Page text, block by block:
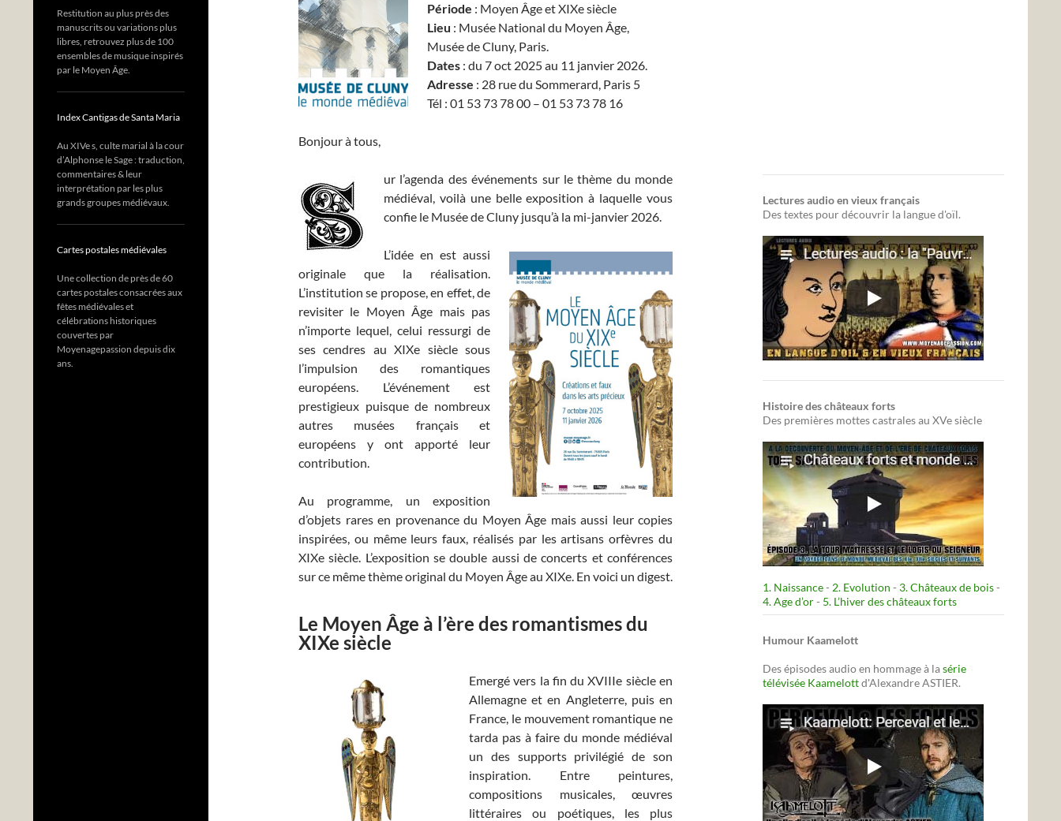
Période : Moyen Âge et XIXe siècle
Lieu : Musée National du Moyen Âge,
Musée de Cluny, Paris.
Dates : du 7 oct 2025 au 11 janvier 2026.
Adresse : 28 rue du Sommerard, Paris 5
Tél : 01 53 73 78 00 – 01 53 73 78 16
Bonjour à tous,
ur l’agenda des événements sur le thème du monde
médiéval, voilà une belle exposition à laquelle vous
confie le Musée de Cluny jusqu’à la mi-janvier 2026.
L’idée en est aussi
originale que la réalisation.
L’institution se propose, en effet, de
revisiter le Moyen Âge mais pas
n’importe lequel, celui ressurgi de
ses cendres au XIXe siècle sous
l’impulsion des romantiques
européens. L’événement est
prestigieux puisque de nombreux
autres musées français et
européens y ont apporté leur
contribution.
Au programme, un exposition
d’objets rares en provenance du Moyen Âge mais aussi leur copies
inspirées, ou même leurs faux, réalisés par les artisans orfèvres du
XIXe siècle. L’exposition se double aussi de concerts et conférences
sur ce même thème original du Moyen Âge au XIXe. En voici un digest.
Le Moyen Âge à l’ère des romantismes du
XIXe siècle
Emergé vers la fin du XVIIIe siècle en
Allemagne et en Angleterre, puis en
France, le mouvement romantique ne
tarda pas à faire du monde médiéval
un des supports privilégié de son
inspiration. Entre peintures,
compositions musicales, œuvres
littéraires ou poétiques, les plus
Lectures audio en vieux français
Des textes pour découvrir la langue d'oïl.
Histoire des châteaux forts
Des premières mottes castrales au XVe siècle
1. Naissance- 2. Evolution - 3. Châteaux de bois-
4. Age d’or- 5. L’hiver des châteaux forts
Humour Kaamelott
Des épisodes audio en hommage à lasérie
télévisée Kaamelottd'Alexandre ASTIER.
Restitution au plus près des
manuscrits ou variations plus
libres, retrouvez plus de 100
ensembles de musique inspirés
par le Moyen Âge.
Index Cantigas de Santa Maria
Au XIVe s, culte marial à la cour
d’Alphonse le Sage : traduction,
commentaires & leur
interprétation par les plus
grands groupes médiévaux.
Cartes postales médiévales
Une collection de près de 60
cartes postales consacrées aux
fêtes médiévales et
célébrations historiques
couvertes par
Moyenagepassion depuis dix
ans.